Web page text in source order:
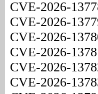
CVE-2026-
CVE-2026-
CVE-2026-
CVE-2026-
CVE-2026-
CVE-2026-